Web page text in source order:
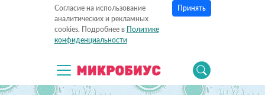
Согласие на использование
аналитических и рекламных
cookies. Подробнее в Политике
конфиденциальности
Принять